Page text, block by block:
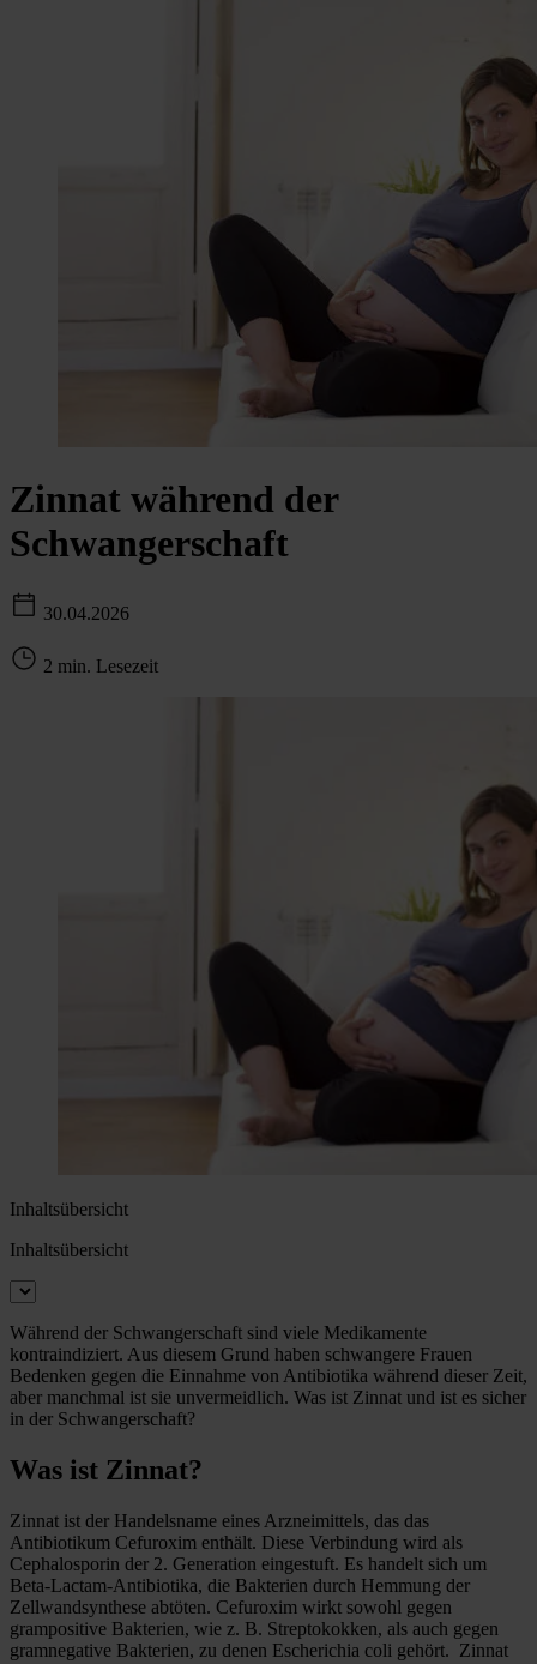
Zinnat während der
Schwangerschaft
30.04.2026
2 min. Lesezeit
Inhaltsübersicht
Inhaltsübersicht
Während der Schwangerschaft sind viele Medikamente
kontraindiziert. Aus diesem Grund haben schwangere Frauen
Bedenken gegen die Einnahme von Antibiotika während dieser Zeit,
aber manchmal ist sie unvermeidlich. Was ist Zinnat und ist es sicher
in der Schwangerschaft?
Was ist Zinnat?
Zinnat ist der Handelsname eines Arzneimittels, das das
Antibiotikum Cefuroxim enthält. Diese Verbindung wird als
Cephalosporin der 2. Generation eingestuft. Es handelt sich um
Beta-Lactam-Antibiotika, die Bakterien durch Hemmung der
Zellwandsynthese abtöten. Cefuroxim wirkt sowohl gegen
grampositive Bakterien, wie z. B. Streptokokken, als auch gegen
gramnegative Bakterien, zu denen Escherichia coli gehört. Zinnat